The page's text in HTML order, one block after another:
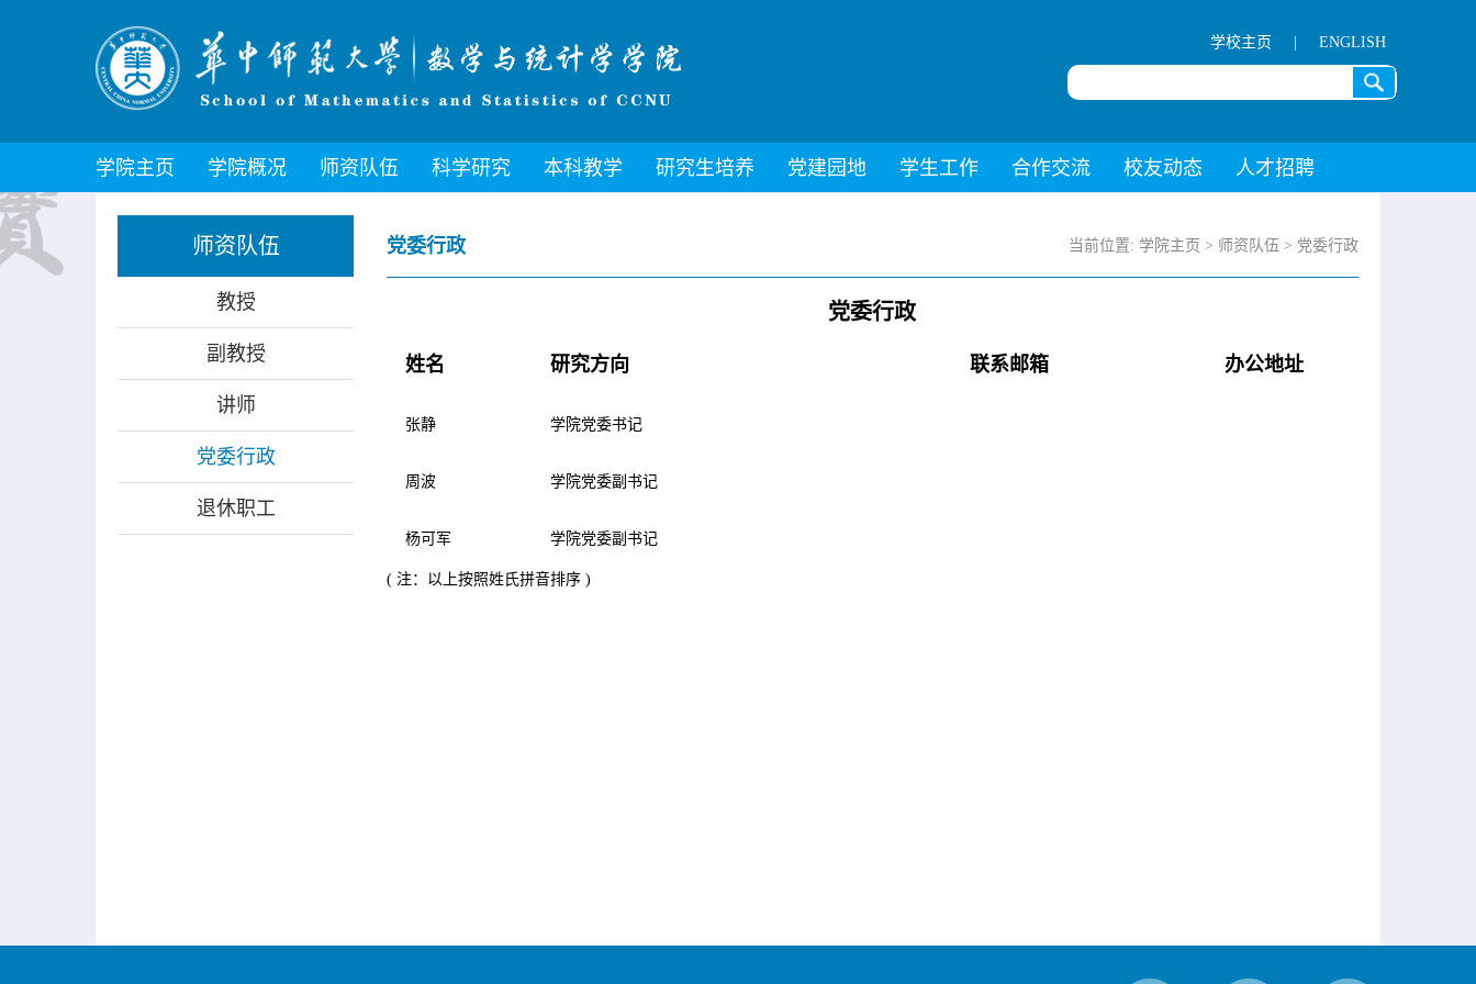
ENGLISH
学校主页
学院主页 学院概况 师资队伍 科学研究 本科教学 研究生培养 党建园地 学生工作 合作交流 校友动态 人才招聘
师资队伍
教授
副教授
讲师
党委行政
退休职工
党委行政 当前位置: 学院主页 > 师资队伍 > 党委行政
党委行政
姓名 研究方向 联系邮箱 办公地址
张静 学院党委书记
周波 学院党委副书记
杨可军 学院党委副书记
( 注：以上按照姓氏拼音排序 )